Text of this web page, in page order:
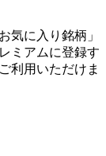
お気に入り銘柄」
ミアムに登録す
利用いただけま